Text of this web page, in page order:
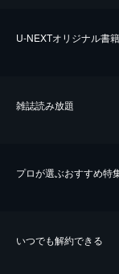
U-NEXTオリジナル書
雑誌読み放題
プロが選ぶおすすめ特
いつでも解約できる